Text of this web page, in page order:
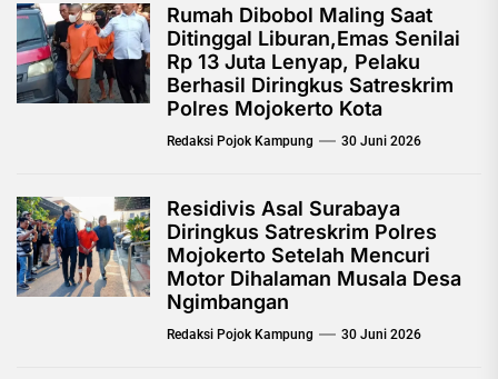
Rumah Dibobol Maling Saat
Ditinggal Liburan,Emas Senilai
Rp 13 Juta Lenyap, Pelaku
Berhasil Diringkus Satreskrim
Polres Mojokerto Kota
Redaksi Pojok Kampung 30 Juni 2026
Residivis Asal Surabaya
Diringkus Satreskrim Polres
Mojokerto Setelah Mencuri
Motor Dihalaman Musala Desa
Ngimbangan
Redaksi Pojok Kampung 30 Juni 2026